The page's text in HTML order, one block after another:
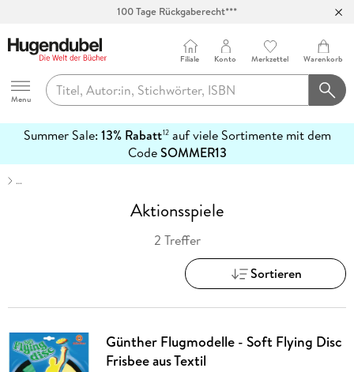
100 Tage Rückgaberecht***
Hugendubel
Menu
Filiale Konto Merkzettel Warenkorb
Summer Sale: 13% Rabatt12auf viele Sortimente mit dem
CodeSOMMER13
erfahren
…
Aktionsspiele
2 Treffer
Sortieren
Günther Flugmodelle - Soft Flying Disc
Frisbee aus Textil